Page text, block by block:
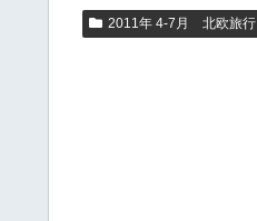
2011年 4-7月 北欧旅行